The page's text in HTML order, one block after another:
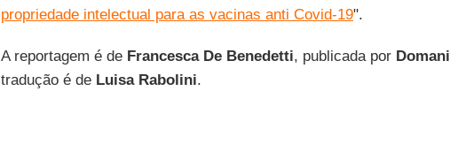
propriedade intelectual para as vacinas anti Covid-19".
A reportagem é de Francesca De Benedetti, publicada por Domani
tradução é de Luisa Rabolini.